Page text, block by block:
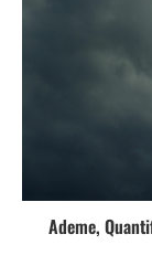
Ademe,